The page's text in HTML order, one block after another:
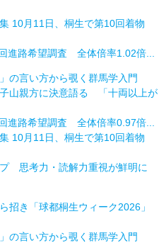
10月11日、桐生で第10回着物
進路希望調査 全体倍率1.02倍...
の言い方から覗く群馬学入門
山親方に決意語る 「十両以上が
進路希望調査 全体倍率0.97倍...
10月11日、桐生で第10回着物
思考力・読解力重視が鮮明に
招き「球都桐生ウィーク2026」
の言い方から覗く群馬学入門